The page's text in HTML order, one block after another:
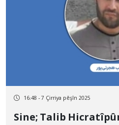
16:48 - 7 Çirriya pêşîn 2025
Sine; Talib